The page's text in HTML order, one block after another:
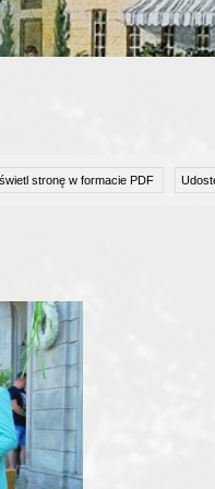
stronę w formacie PDF